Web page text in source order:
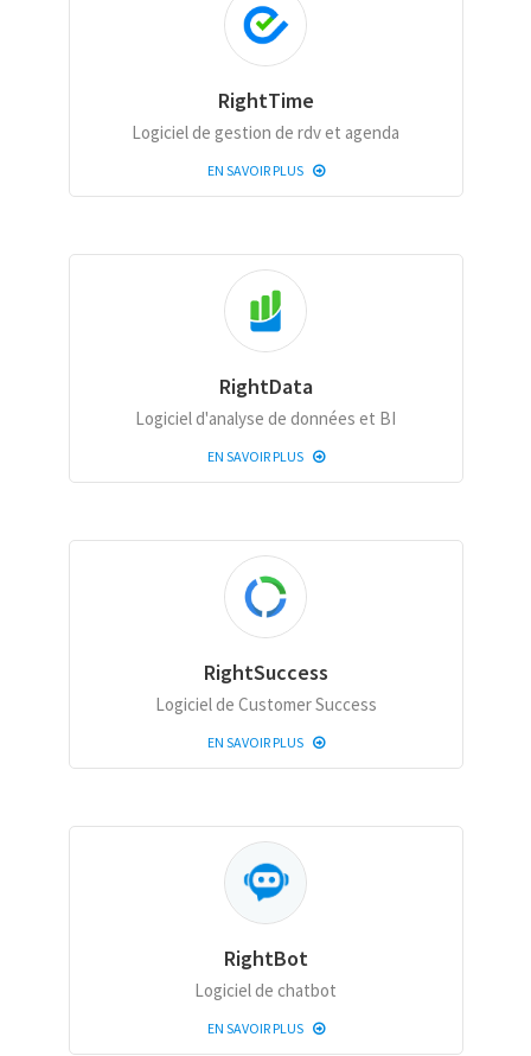
RightTime
Logiciel de gestion de rdv et agenda
EN SAVOIR PLUS
RightData
Logiciel d'analyse de données et BI
EN SAVOIR PLUS
RightSuccess
Logiciel de Customer Success
EN SAVOIR PLUS
RightBot
Logiciel de chatbot
EN SAVOIR PLUS